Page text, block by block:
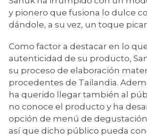
y pionero que fusiona lo dulce
dándole, a su vez, un toque
Como factor a destacar en lo
autenticidad de su producto,
su proceso de elaboración
procedentes de Tailandia.
ha querido llegar también al
no conoce el producto y ha
opción de menú de
así que dicho público pueda